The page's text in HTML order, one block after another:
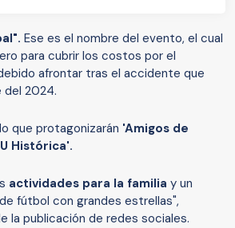
Ese es el nombre del evento, el cual
para cubrir los costos por el
afrontar tras el accidente que
del 2024.
que protagonizarán 'Amigos de
Histórica'.
actividades para la familia y un
fútbol con grandes estrellas",
la publicación de redes sociales.